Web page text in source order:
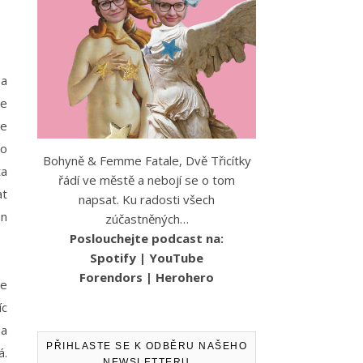
Bohyně & Femme Fatale, Dvě Třicítky
řádí ve městě a nebojí se o tom
napsat. Ku radosti všech
zúčastněných…
Poslouchejte podcast na:
Spotify | YouTube
Forendors | Herohero
PŘIHLASTE SE K ODBĚRU NAŠEHO